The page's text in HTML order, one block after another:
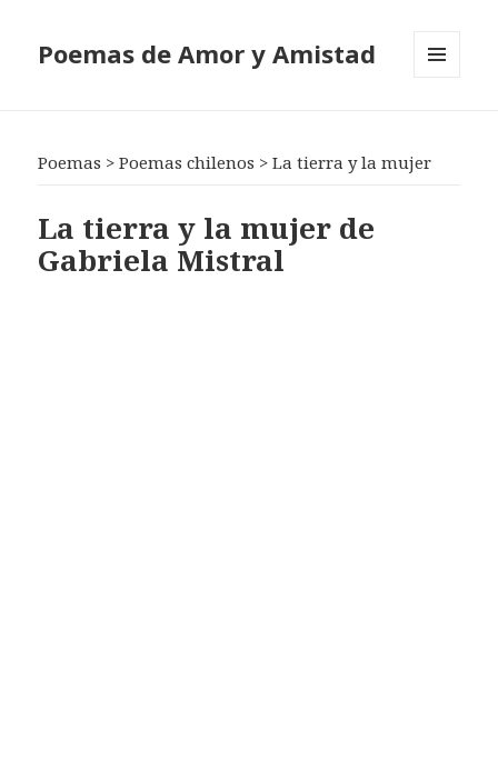
Poemas de Amor y Amistad
Poemas >Poemas chilenos >La tierra y la mujer
La tierra y la mujer de
Gabriela Mistral